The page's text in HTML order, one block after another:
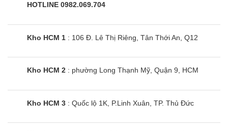
HOTLINE 0982.069.704
Kho HCM 1 : 106 Đ. Lê Thị Riêng, Tân Thới An, Q12
Kho HCM 2 : phường Long Thạnh Mỹ, Quận 9, HCM
Kho HCM 3 : Quốc lộ 1K, P.Linh Xuân, TP. Thủ Đức